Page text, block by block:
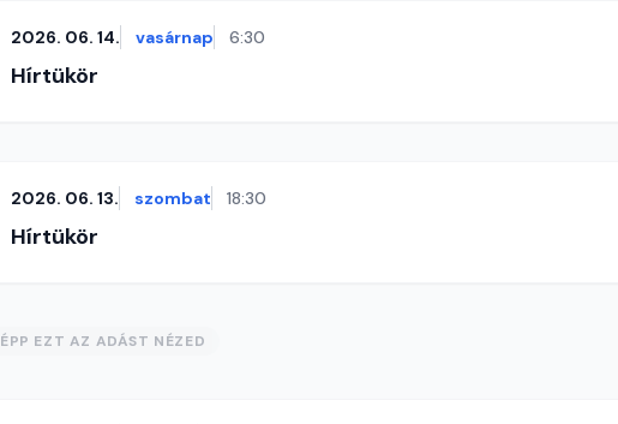
2026. 06. 14. vasárnap 6:30
Hírtükör
2026. 06. 13. szombat 18:30
Hírtükör
ÉPP EZT AZ ADÁST NÉZED